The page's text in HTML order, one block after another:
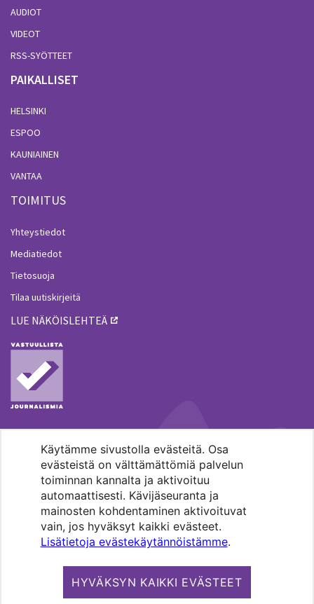
Käytämme sivustolla evästeitä. Osa
evästeistä on välttämättömiä palvelun
toiminnan kannalta ja aktivoituu
automaattisesti. Kävijäseuranta ja
mainosten kohdentaminen aktivoituvat
vain, jos hyväksyt kaikki evästeet.
Lisätietoja evästekäytännöistämme.
HYVÄKSYN KAIKKI EVÄSTEET
AUDIOT
VIDEOT
RSS-SYÖTTEET
PAIKALLISET
HELSINKI
ESPOO
KAUNIAINEN
VANTAA
TOIMITUS
Yhteystiedot
Mediatiedot
Tietosuoja
Tilaa uutiskirjeitä
LUE NÄKÖISLEHTEÄ
MENOHAKU
Pääkaupunkiseudun evankelis-
luterilaisten seurakuntien media.
Copyright 2026. Kirkko ja kaupunki. All